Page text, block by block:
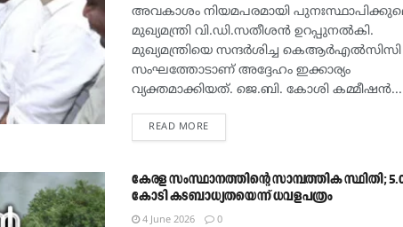
അവകാശം നിയമപരമായി
മുഖ്യമന്ത്രി വി.ഡി.സതീശൻ ഉറപ്പുനൽകി.
മുഖ്യമന്ത്രിയെ സന്ദർശിച്ച കെആർഎൽസിസി
സംഘത്തോടാണ് അദ്ദേഹം ഇക്കാര്യം
വ്യക്തമാക്കിയത്. ജെ.ബി. കോശി കമ്മീഷൻ...
READ MOREDETAILS
കേരള സംസ്ഥാനത്തിന്റെ സാമ്പത്തിക സ്ഥിതി;
കോടി കടബാധ്യതയെന്ന് ധവളപത്രം
4 June 2026
0